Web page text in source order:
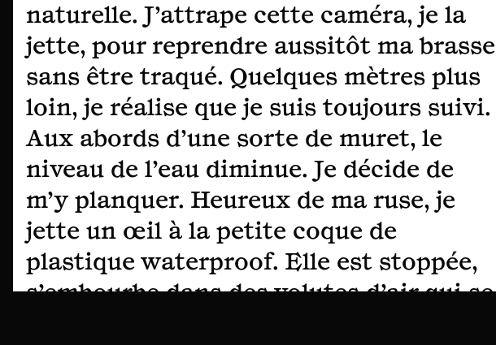
naturelle. J’attrape cette caméra, je la
jette, pour reprendre aussitôt ma brasse
sans être traqué. Quelques mètres plus
loin, je réalise que je suis toujours suivi.
Aux abords d’une sorte de muret, le
niveau de l’eau diminue. Je décide de
m’y planquer. Heureux de ma ruse, je
jette un œil à la petite coque de
plastique waterproof. Elle est stoppée,
s’embourbe dans des volutes d’air qui se